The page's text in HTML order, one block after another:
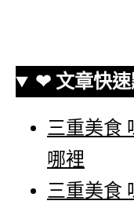
❤ 文章快
三重美食
哪裡
三重美食